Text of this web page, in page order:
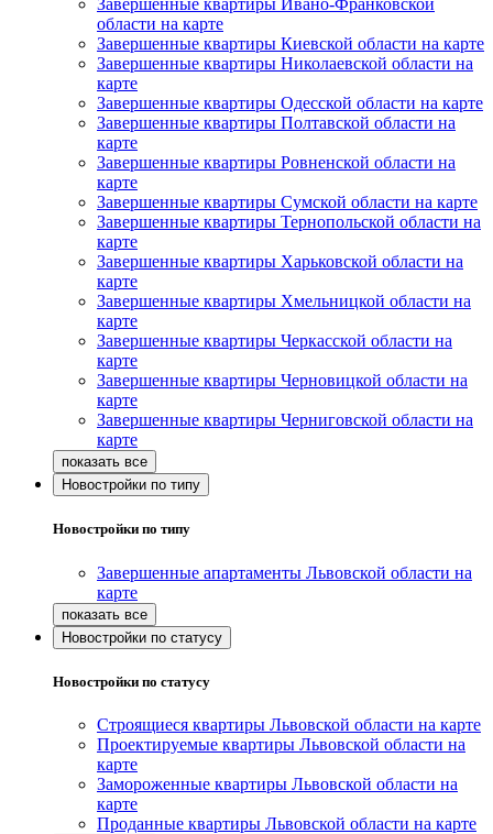
Завершенные квартиры Ивано-Франковской
области на карте
Завершенные квартиры Киевской области на карте
Завершенные квартиры Николаевской области на
карте
Завершенные квартиры Одесской области на карте
Завершенные квартиры Полтавской области на
карте
Завершенные квартиры Ровненской области на
карте
Завершенные квартиры Сумской области на карте
Завершенные квартиры Тернопольской области на
карте
Завершенные квартиры Харьковской области на
карте
Завершенные квартиры Хмельницкой области на
карте
Завершенные квартиры Черкасской области на
карте
Завершенные квартиры Черновицкой области на
карте
Завершенные квартиры Черниговской области на
карте
Новостройки по типу
Новостройки по типу
Завершенные апартаменты Львовской области на
карте
Новостройки по статусу
Новостройки по статусу
Строящиеся квартиры Львовской области на карте
Проектируемые квартиры Львовской области на
карте
Замороженные квартиры Львовской области на
карте
Проданные квартиры Львовской области на карте